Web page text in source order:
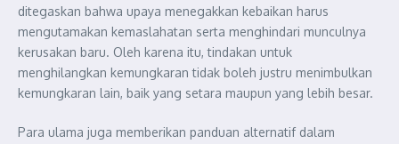
ditegaskan bahwa upaya menegakkan kebaikan harus
mengutamakan kemaslahatan serta menghindari munculnya
kerusakan baru. Oleh karena itu, tindakan untuk
menghilangkan kemungkaran tidak boleh justru menimbulkan
kemungkaran lain, baik yang setara maupun yang lebih besar.
Para ulama juga memberikan panduan alternatif dalam